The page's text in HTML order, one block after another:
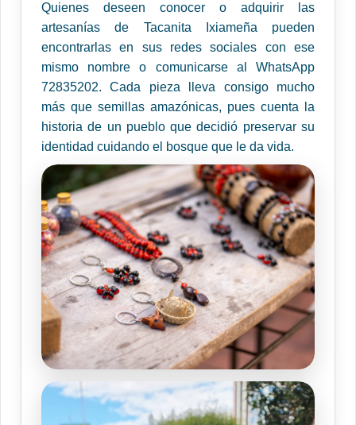
Quienes deseen conocer o adquirir las
artesanías de Tacanita Ixiameña pueden
encontrarlas en sus redes sociales con ese
mismo nombre o comunicarse al WhatsApp
72835202. Cada pieza lleva consigo mucho
más que semillas amazónicas, pues cuenta la
historia de un pueblo que decidió preservar su
identidad cuidando el bosque que le da vida.